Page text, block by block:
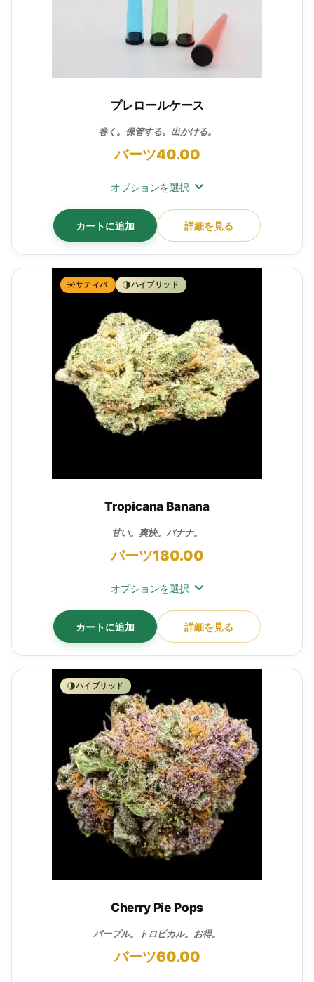
プレロールケース
巻く。保管する。出かける。
バーツ40.00
オプションを選択
カートに追加 詳細を見る
Tropicana Banana
甘い。爽快。バナナ。
バーツ180.00
サティバ ハイブリッド
オプションを選択
カートに追加 詳細を見る
Cherry Pie Pops
パープル。トロピカル。お得。
バーツ60.00
ハイブリッド